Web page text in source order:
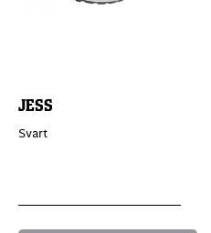
JESS
Svart